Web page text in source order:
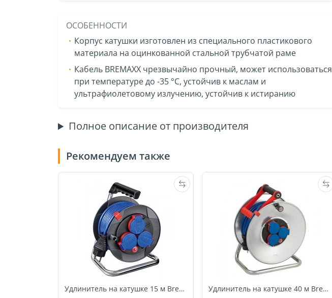
ОСОБЕННОСТИ
Корпус катушки изготовлен из специального пластикового
материала на оцинкованной стальной трубчатой раме
Кабель BREMAXX чрезвычайно прочный, может использоваться
при температуре до -35 °С, устойчив к маслам и
ультрафиолетовому излучению, устойчив к истиранию
Полное описание от производителя
Рекомендуем также
Удлинитель на катушке 15 м Brennenstuhl Garant (1079850) Удлинитель на катушке 40 м Brennenstuhl Garant (1199840)